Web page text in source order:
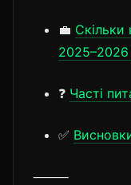
💼
2025–2026
❓ Часті
✅
⸻